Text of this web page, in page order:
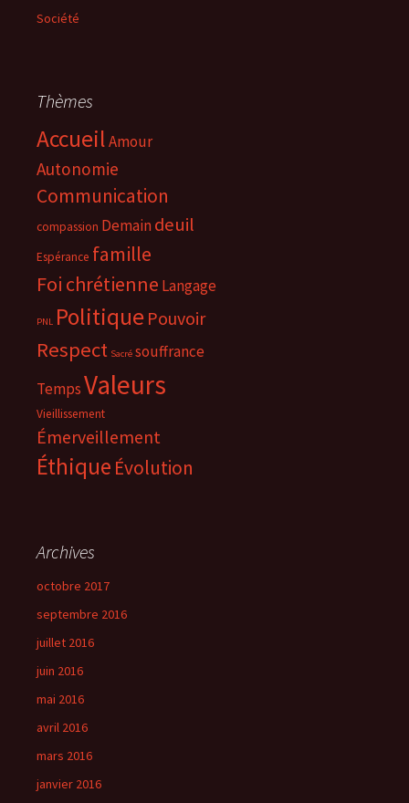
Société
Thèmes
AccueilAmour
Autonomie
Communication
compassion Demaindeuil
Espérance famille
Foi chrétienne Langage
PNL Politique Pouvoir
Respect Sacré souffrance
TempsValeurs
Vieillissement
Émerveillement
Éthique Évolution
Archives
octobre 2017
septembre 2016
juillet 2016
juin 2016
mai 2016
avril 2016
mars 2016
janvier 2016